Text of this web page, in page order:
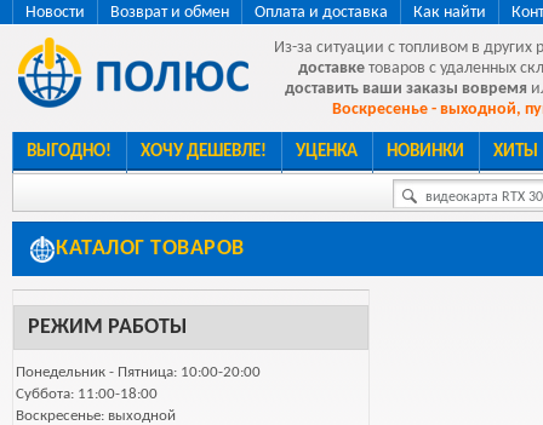
Новости Возврат и обмен Оплата и доставка Как найти
Из-за ситуации с топливом в других
доставке товаров с удаленных
доставить ваши заказы вовремя
Воскресенье - выходной,
ВЫГОДНО! ХОЧУ ДЕШЕВЛЕ! УЦЕНКА НОВИНКИ ХИТЫ
видеокарта RTX
КАТАЛОГ ТОВАРОВ
РЕЖИМ РАБОТЫ
Понедельник - Пятница: 10:00-20:00
Суббота: 11:00-18:00
Воскресенье: выходной